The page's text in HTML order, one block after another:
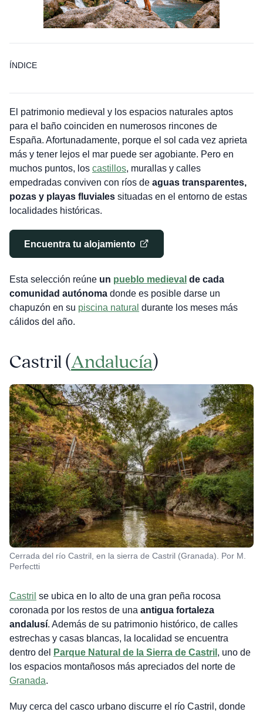
ÍNDICE
El patrimonio medieval y los espacios naturales aptos
para el baño coinciden en numerosos rincones de
España. Afortunadamente, porque el sol cada vez aprieta
más y tener lejos el mar puede ser agobiante. Pero en
muchos puntos, los castillos, murallas y calles
empedradas conviven con ríos de aguas transparentes,
pozas y playas fluvialessituadas en el entorno de estas
localidades históricas.
Encuentra tu alojamiento
Esta selección reúne un pueblo medieval de cada
comunidad autónomadonde es posible darse un
chapuzón en su piscina natural durante los meses más
cálidos del año.
Castril (Andalucía)
Cerrada del río Castril, en la sierra de Castril (Granada). Por M.
Perfectti
Castril se ubica en lo alto de una gran peña rocosa
coronada por los restos de una antigua fortaleza
andalusí. Además de su patrimonio histórico, de calles
estrechas y casas blancas, la localidad se encuentra
dentro del
Parque Natural de la Sierra de Castril , uno de
los espacios montañosos más apreciados del norte de
Granada.
Muy cerca del casco urbano discurre el río Castril, donde